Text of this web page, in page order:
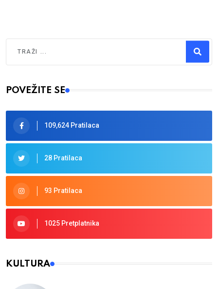
Type 2 or more characters for results.
POVEŽITE SE
109,624 Pratilaca
28 Pratilaca
93 Pratilaca
1025 Pretplatnika
KULTURA